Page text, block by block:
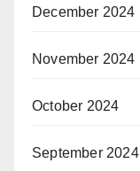
December 2024
November 2024
October 2024
September 2024